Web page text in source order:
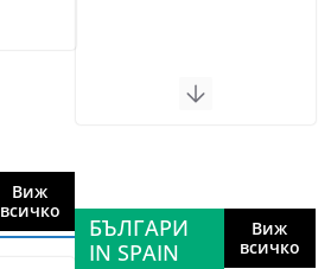
Виж
всичко
БЪЛГАРИ
IN SPAIN
Виж
всичко